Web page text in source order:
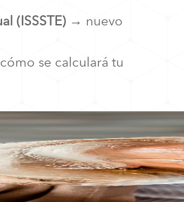
(ISSSTE) → nuevo
se calculará tu